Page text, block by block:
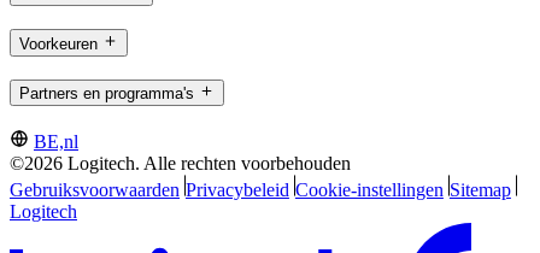
Voorkeuren
Partners en programma's
BE,nl
©2026 Logitech. Alle rechten voorbehouden
Gebruiksvoorwaarden Privacybeleid Cookie-instellingen Sitemap
Logitech